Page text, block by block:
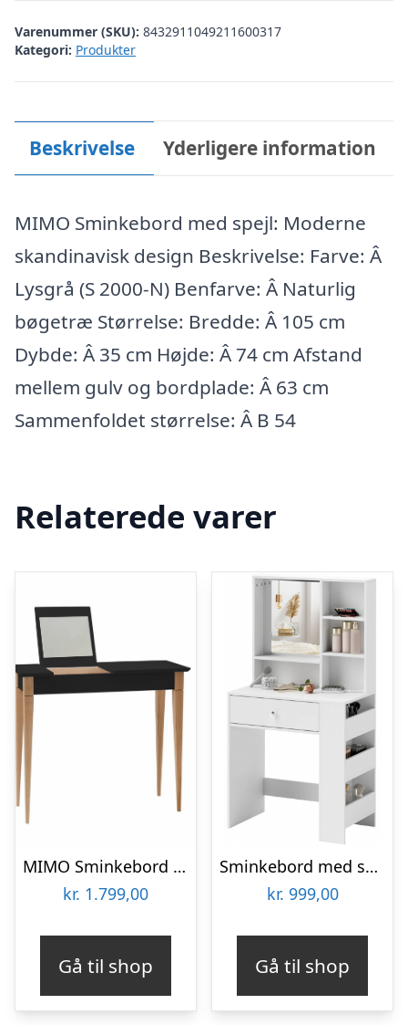
Varenummer (SKU): 8432911049211600317
Kategori: Produkter
Beskrivelse Yderligere information
MIMO Sminkebord med spejl: Moderne
skandinavisk design Beskrivelse: Farve: Â
Lysgrå (S 2000-N) Benfarve: Â Naturlig
bøgetræ Størrelse: Bredde: Â 105 cm
Dybde: Â 35 cm Højde: Â 74 cm Afstand
mellem gulv og bordplade: Â 63 cm
Sammenfoldet størrelse: Â B 54
Relaterede varer
MIMO Sminkebord med spejl 85x35cm Sort
kr. 1.799,00
Gå til shop
Sminkebord med spejl i møbelplade H75 – 137 x B70 x D40 cm – Hvid
kr. 999,00
Gå til shop